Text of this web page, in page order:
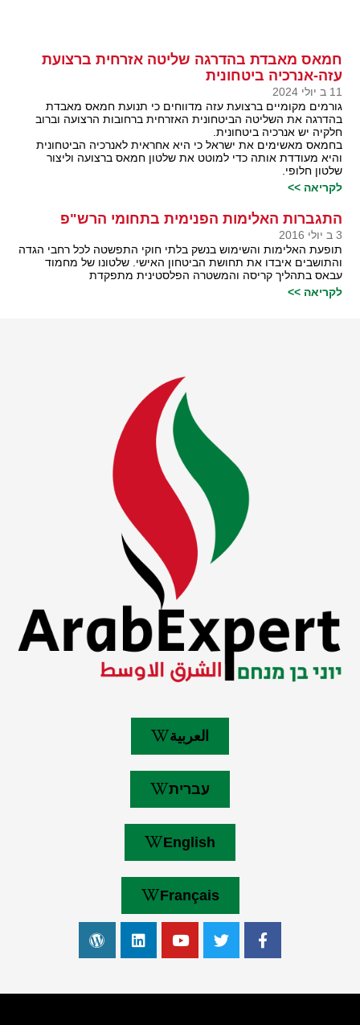
חמאס מאבדת בהדרגה שליטה אזרחית ברצועת
עזה-אנרכיה ביטחונית
11 ב יולי 2024
גורמים מקומיים ברצועת עזה מדווחים כי תנועת חמאס מאבדת
בהדרגה את השליטה הביטחונית האזרחית ברחובות הרצועה וברוב
חלקיה יש אנרכיה ביטחונית.
בחמאס מאשימים את ישראל כי היא אחראית לאנרכיה הביטחונית
והיא מעודדת אותה כדי למוטט את שלטון חמאס ברצועה וליצור
שלטון חלופי.
לקריאה >>
התגברות האלימות הפנימית בתחומי הרש"פ
3 ב יולי 2016
תופעת האלימות והשימוש בנשק בלתי חוקי התפשטה לכל רחבי הגדה
והתושבים איבדו את תחושת הביטחון האישי. שלטונו של מחמוד
עבאס בתהליך קריסה והמשטרה הפלסטינית מתפקדת
לקריאה >>
العربية
עברית
English
Français